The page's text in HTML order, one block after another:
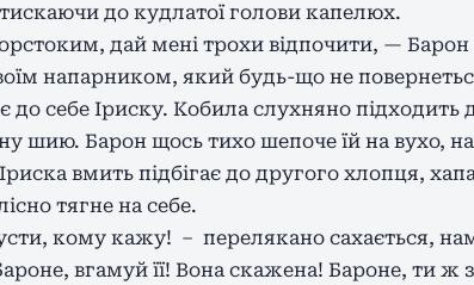
до кудлатої голови капелюх.
дай мені трохи відпочити, — Барон
напарником, який будь-що не
до себе Іриску. Кобила слухняно
шию. Барон щось тихо шепоче їй на вухо,
вмить підбігає до другого хлопця,
тягне на себе.
кому кажу! – перелякано сахається,
вгамуй її! Вона скажена! Бароне, ти